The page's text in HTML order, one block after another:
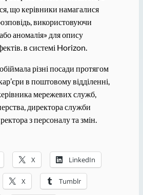
що керівники намагалися
використовуючи
аномалія» для опису
в системі Horizon.
різні посади протягом
в поштовому відділенні,
мережевих служб,
директора служби
з персоналу та змін.
X LinkedIn
X Tumblr